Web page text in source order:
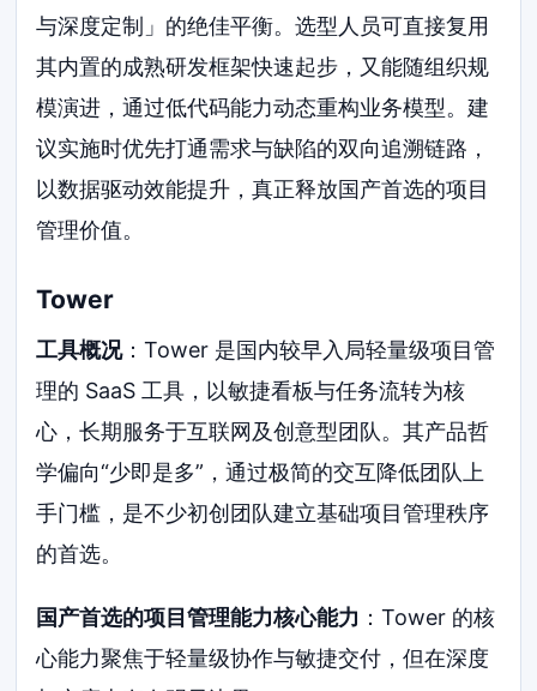
与深度定制」的绝佳平衡。选型人员可直接复用
其内置的成熟研发框架快速起步，又能随组织规
模演进，通过低代码能力动态重构业务模型。建
议实施时优先打通需求与缺陷的双向追溯链路，
以数据驱动效能提升，真正释放国产首选的项目
管理价值。
Tower
工具概况：Tower 是国内较早入局轻量级项目管
理的 SaaS 工具，以敏捷看板与任务流转为核
心，长期服务于互联网及创意型团队。其产品哲
学偏向“少即是多”，通过极简的交互降低团队上
手门槛，是不少初创团队建立基础项目管理秩序
的首选。
国产首选的项目管理能力核心能力 ：Tower 的核
心能力聚焦于轻量级协作与敏捷交付，但在深度